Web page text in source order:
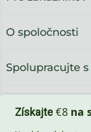
O spoločnosti
Spolupracujte
Získajte €8 na